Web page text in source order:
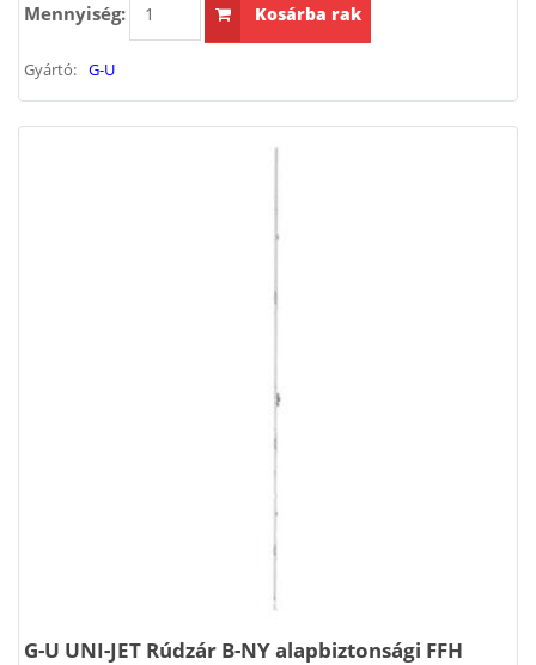
Mennyiség: Kosárba rak
Gyártó: G-U
G-U UNI-JET Rúdzár B-NY alapbiztonsági FFH